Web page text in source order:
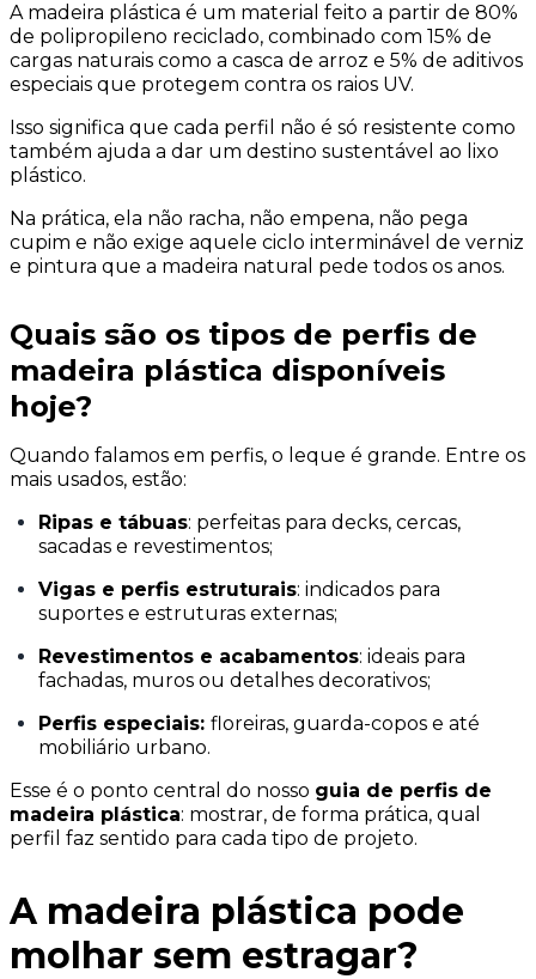
A madeira plástica é um material feito a partir de 80%
de polipropileno reciclado, combinado com 15% de
cargas naturais como a casca de arroz e 5% de aditivos
especiais que protegem contra os raios UV.
Isso significa que cada perfil não é só resistente como
também ajuda a dar um destino sustentável ao lixo
plástico.
Na prática, ela não racha, não empena, não pega
cupim e não exige aquele ciclo interminável de verniz
e pintura que a madeira natural pede todos os anos.
Quais são os tipos de perfis de
madeira plástica disponíveis
hoje?
Quando falamos em perfis, o leque é grande. Entre os
mais usados, estão:
Ripas e tábuas: perfeitas para decks, cercas,
sacadas e revestimentos;
Vigas e perfis estruturais: indicados para
suportes e estruturas externas;
Revestimentos e acabamentos: ideais para
fachadas, muros ou detalhes decorativos;
Perfis especiais: floreiras, guarda-copos e até
mobiliário urbano.
Esse é o ponto central do nosso guia de perfis de
madeira plástica: mostrar, de forma prática, qual
perfil faz sentido para cada tipo de projeto.
A madeira plástica pode
molhar sem estragar?